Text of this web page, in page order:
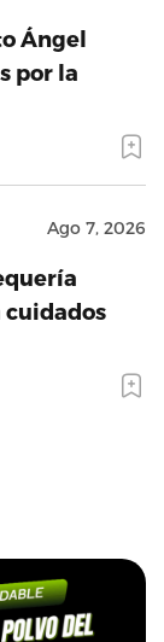
Ángel
por la
Ago 7, 2026
cuidados